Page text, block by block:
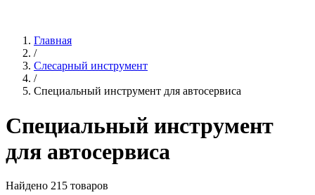
Главная
/
Слесарный инструмент
/
Специальный инструмент для автосервиса
Специальный инструмент
для автосервиса
Найдено 215 товаров